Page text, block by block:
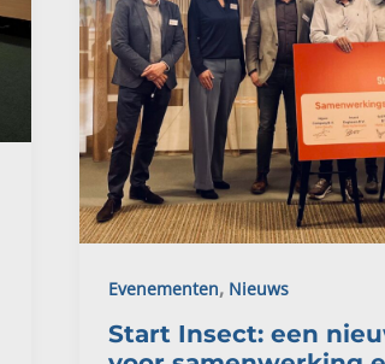
Evenementen, Nieuws
Start Insect: een